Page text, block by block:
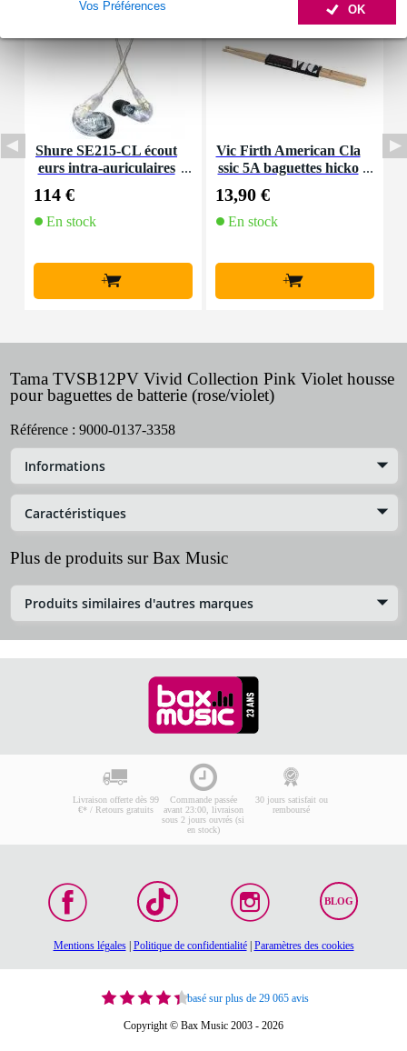
OK
Vos Préférences
Shure SE215-CL écout
eurs intra-auriculaires
114 €
En stock
+
Vic Firth American Cla
ssic 5A baguettes hicko
13,90 €
En stock
+
Tama TVSB12PV Vivid Collection Pink Violet housse
pour baguettes de batterie (rose/violet)
Référence : 9000-0137-3358
Informations
Caractéristiques
Plus de produits sur Bax Music
Produits similaires d'autres marques
Livraison offerte dès 99
€* / Retours gratuits
Commande passée
avant 23:00, livraison
sous 2 jours ouvrés (si
en stock)
30 jours satisfait ou
remboursé
BLOG
Mentions légales| Politique de confidentialité| Paramètres des cookies
basé sur plus de 29 065 avis
Copyright © Bax Music 2003 - 2026